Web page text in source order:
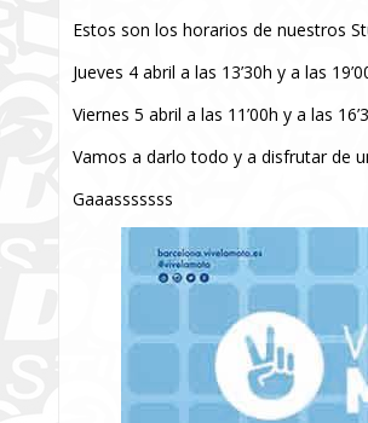
Estos son los horarios de nuestros
Jueves 4 abril a las 13’30h y a las
Viernes 5 abril a las 11’00h y a las
Vamos a darlo todo y a disfrutar de
Gaaasssssss